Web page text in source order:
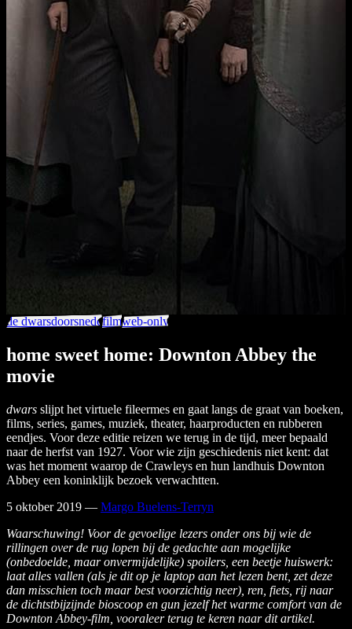
de dwarsdoorsnedefilmweb-only
home sweet home: Downton Abbey the
movie
dwars slijpt het virtuele fileermes en gaat langs de graat van boeken,
films, series, games, muziek, theater, haarproducten en rubberen
eendjes. Voor deze editie reizen we terug in de tijd, meer bepaald
naar de herfst van 1927. Voor wie zijn geschiedenis niet kent: dat
was het moment waarop de Crawleys en hun landhuis Downton
Abbey een koninklijk bezoek verwachtten.
5 oktober 2019 — Margo Buelens-Terryn
Waarschuwing! Voor de gevoelige lezers onder ons bij wie de
rillingen over de rug lopen bij de gedachte aan mogelijke
(onbedoelde, maar onvermijdelijke) spoilers, een beetje huiswerk:
laat alles vallen (als je dit op je laptop aan het lezen bent, zet deze
dan misschien toch maar best voorzichtig neer), ren, fiets, rij naar
de dichtstbijzijnde bioscoop en gun jezelf het warme comfort van de
Downton Abbey-film, vooraleer terug te keren naar dit artikel.